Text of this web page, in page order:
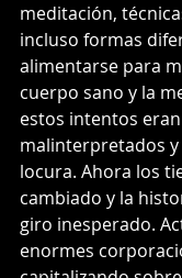
meditación,
incluso formas
alimentarse para
cuerpo sano y la
estos intentos eran
malinterpretados
locura. Ahora los
cambiado y la
giro inesperado.
enormes